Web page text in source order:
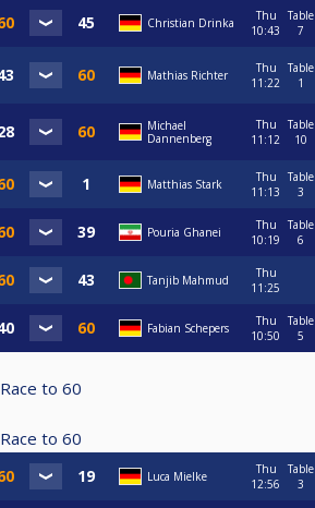
Christian Drinka
Thu
10:43
Table
7
Mathias Richter
Thu
11:22
Table
1
Michael
Dannenberg
Thu
11:12
Table
10
Matthias Stark
Thu
11:13
Table
3
Pouria Ghanei
Thu
10:19
Table
6
Tanjib Mahmud
Thu
11:25
Fabian Schepers
Thu
10:50
Table
5
Race to 60
Race to 60
Luca Mielke
Thu
12:56
Table
3